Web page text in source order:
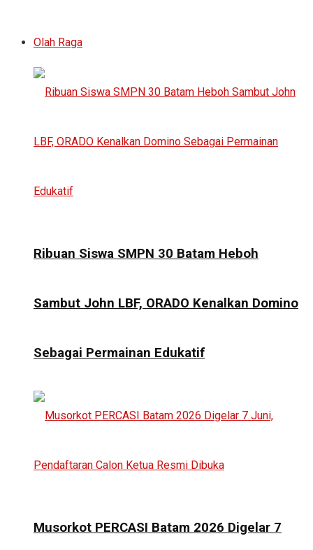
Olah Raga
Ribuan Siswa SMPN 30 Batam Heboh
Sambut John LBF, ORADO Kenalkan Domino
Sebagai Permainan Edukatif
Musorkot PERCASI Batam 2026 Digelar 7